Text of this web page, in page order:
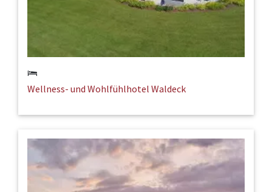
Wellness- und Wohlfühlhotel Waldeck